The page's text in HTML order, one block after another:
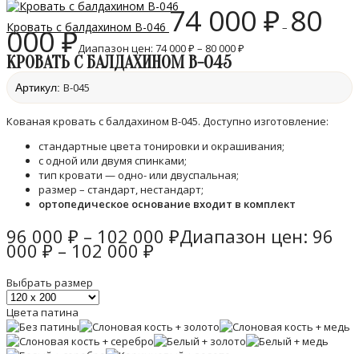
Кровать с балдахином B-046 74 000 ₽ – 80
000₽Диапазон цен: 74 000 ₽ – 80 000 ₽
КРОВАТЬ С БАЛДАХИНОМ B-045
Артикул: B-045
Кованая кровать с балдахином B-045. Доступно изготовление:
стандартные цвета тонировки и окрашивания;
с одной или двумя спинками;
тип кровати — одно- или двуспальная;
размер – стандарт, нестандарт;
ортопедическое основание входит в комплект
96 000 ₽ – 102 000 ₽Диапазон цен: 96
000 ₽ – 102 000 ₽
Выбрать размер
Цвета патина